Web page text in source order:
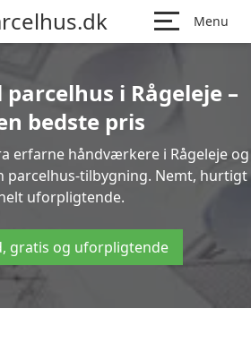
Menu
i Rågeleje –
bedste pris
erfarne håndværkere i Rågeleje og
parcelhus-tilbygning. Nemt, hurtigt
uforpligtende.
gratis og uforpligtende